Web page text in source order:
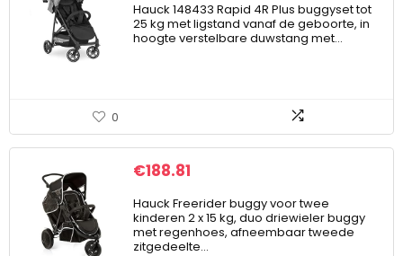
Hauck 148433 Rapid 4R Plus buggyset tot
25 kg met ligstand vanaf de geboorte, in
hoogte verstelbare duwstang met…
0
€188.81
Hauck Freerider buggy voor twee
kinderen 2 x 15 kg, duo driewieler buggy
met regenhoes, afneembaar tweede
zitgedeelte…